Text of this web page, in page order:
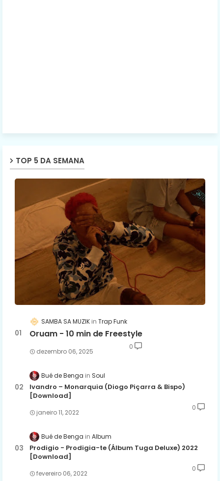
TOP 5 DA SEMANA
SAMBA SA MUZIK Trap Funk
Oruam - 10 min de Freestyle
dezembro 06, 2025
0
Bué de Benga Soul
Ivandro – Monarquia (Diogo Piçarra & Bispo)
[Download]
janeiro 11, 2022
0
Bué de Benga Album
Prodigio - Prodigia-te (Álbum Tuga Deluxe) 2022
[Download]
fevereiro 06, 2022
0